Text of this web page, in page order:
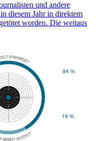
und andere
diesem Jahr in direktem
worden. Die weitaus